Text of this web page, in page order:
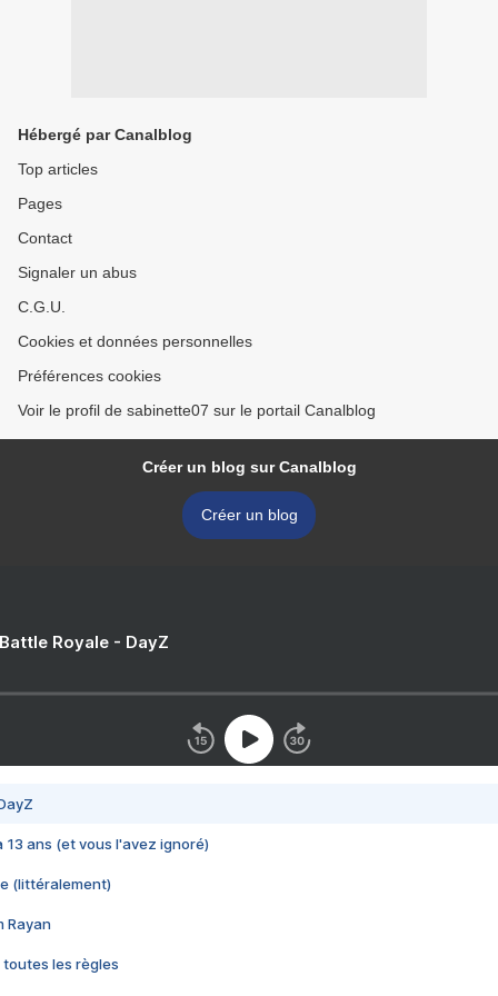
Hébergé par Canalblog
Top articles
Pages
Contact
Signaler un abus
C.G.U.
Cookies et données personnelles
Préférences cookies
Voir le profil de sabinette07 sur le portail Canalblog
Créer un blog sur Canalblog
Créer un blog
Royale - DayZ
13 ans (et vous l'avez ignoré)
(littéralement)
Rayan
toutes les règles